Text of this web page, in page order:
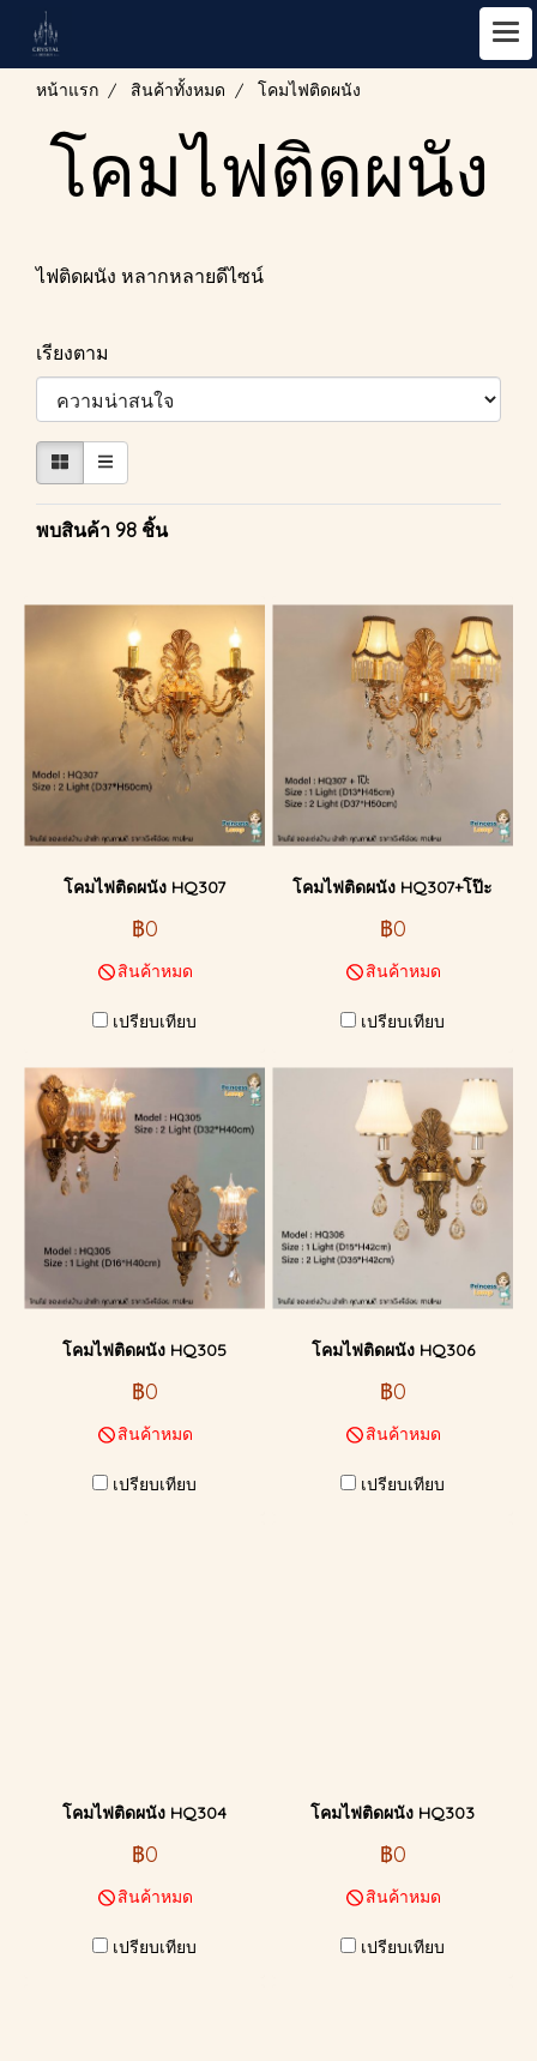
หน้าแรก สินค้าทั้งหมด โคมไฟติดผนัง
โคมไฟติดผนัง
ไฟติดผนัง หลากหลายดีไซน์
เรียงตาม
พบสินค้า 98 ชิ้น
โคมไฟติดผนัง HQ307
฿0
สินค้าหมด
เปรียบเทียบ
โคมไฟติดผนัง HQ307+โป๊ะ
฿0
สินค้าหมด
เปรียบเทียบ
โคมไฟติดผนัง HQ305
฿0
สินค้าหมด
เปรียบเทียบ
โคมไฟติดผนัง HQ306
฿0
สินค้าหมด
เปรียบเทียบ
โคมไฟติดผนัง HQ304
฿0
สินค้าหมด
เปรียบเทียบ
โคมไฟติดผนัง HQ303
฿0
สินค้าหมด
เปรียบเทียบ